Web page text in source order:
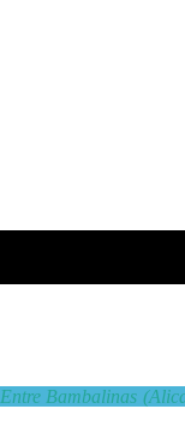
Entre Bambalinas